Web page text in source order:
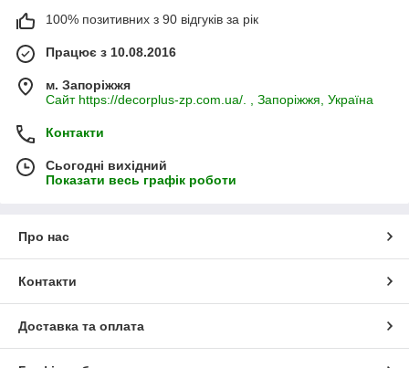
100% позитивних з 90 відгуків за рік
Працює з 10.08.2016
м. Запоріжжя
Сайт https://decorplus-zp.com.ua/. , Запоріжжя, Україна
Контакти
Сьогодні вихідний
Показати весь графік роботи
Про нас
Контакти
Доставка та оплата